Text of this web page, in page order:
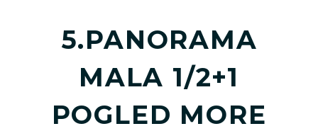
5.PANORAMA
MALA 1/2+1
POGLED MORE